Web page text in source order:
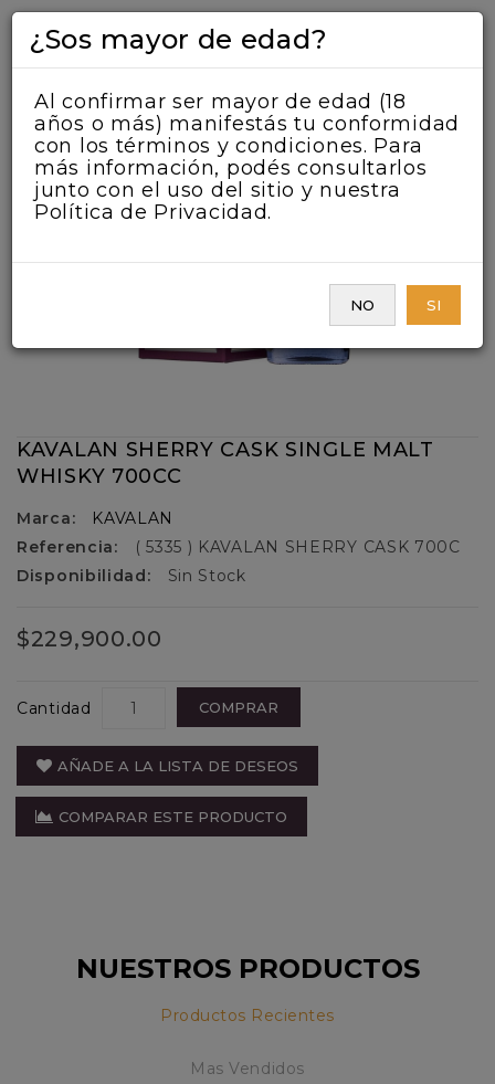
KAVALAN SHERRY CASK SINGLE MALT
WHISKY 700CC
Marca:
KAVALAN
Referencia:
( 5335 ) KAVALAN SHERRY CASK 700C
Disponibilidad:
Sin Stock
$229,900.00
Cantidad COMPRAR
AÑADE A LA LISTA DE DESEOS
COMPARAR ESTE PRODUCTO
NUESTROS PRODUCTOS
Productos Recientes
Mas Vendidos
¿Sos mayor de edad?
Al confirmar ser mayor de edad (18
años o más) manifestás tu conformidad
con los términos y condiciones. Para
más información, podés consultarlos
junto con el uso del sitio y nuestra
Política de Privacidad.
NO SI